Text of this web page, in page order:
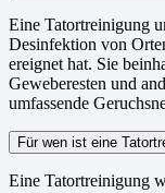
Eine Tatortreinigung
Desinfektion von
ereignet hat. Sie
Geweberesten und
umfassende
Für wen ist eine
Eine Tatortreinigung